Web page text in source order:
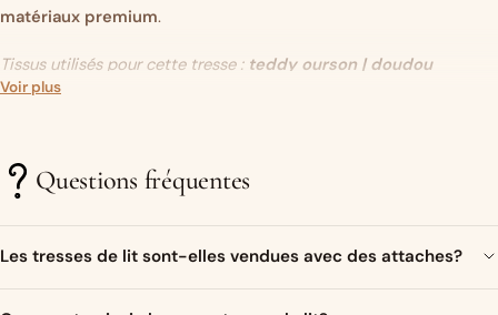
matériaux premium.
Tissus utilisés pour cette tresse : teddy ourson | doudou
châtaigne | doudou kaki | hérisson
Un objet original…
Voir plus
Questions fréquentes
Les tresses de lit sont-elles vendues avec des attaches?